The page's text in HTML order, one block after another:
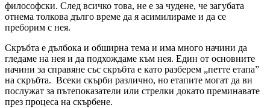
философски. След всичко това, не е за чудене, че загубата
отнема толкова дълго време да я асимилираме и да се
преборим с нея.
Скръбта е дълбока и обширна тема и има много начини да
гледаме на нея и да подхождаме към нея. Един от основните
начини за справяне със скръбта е като разберем „петте етапа”
на скръбта. Всеки скърби различно, но етапите могат да ви
послужат за пътепоказатели или стрелки докато преминавате
през процеса на скърбене.